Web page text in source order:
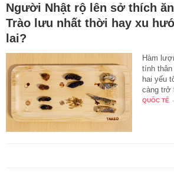
Người Nhật rộ lên sở thích
Trào lưu nhất thời hay xu
lai?
Hàm
tính
hai yếu
càng trở
QUỐC TẾ -